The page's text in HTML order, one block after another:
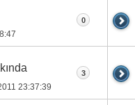
0
23:37:39
3